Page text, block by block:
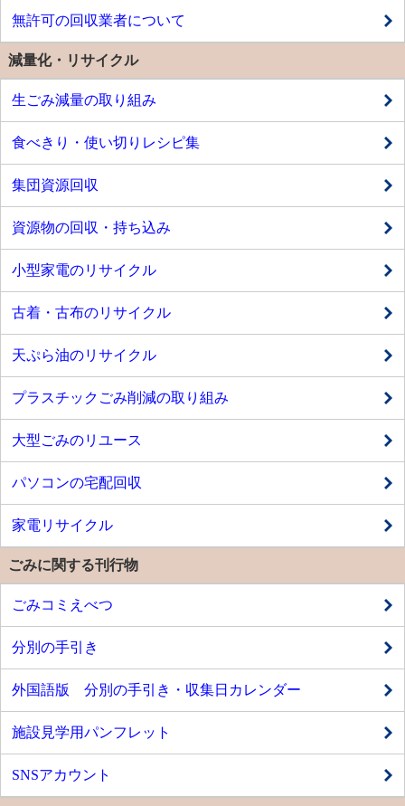
無許可の回収業者について
減量化・リサイクル
生ごみ減量の取り組み
食べきり・使い切りレシピ集
集団資源回収
資源物の回収・持ち込み
小型家電のリサイクル
古着・古布のリサイクル
天ぷら油のリサイクル
プラスチックごみ削減の取り組み
大型ごみのリユース
パソコンの宅配回収
家電リサイクル
ごみに関する刊行物
ごみコミえべつ
分別の手引き
外国語版 分別の手引き・収集日カレンダー
施設見学用パンフレット
SNSアカウント